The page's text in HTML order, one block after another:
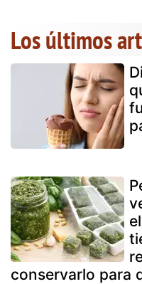
Los últimos
conservarlo para